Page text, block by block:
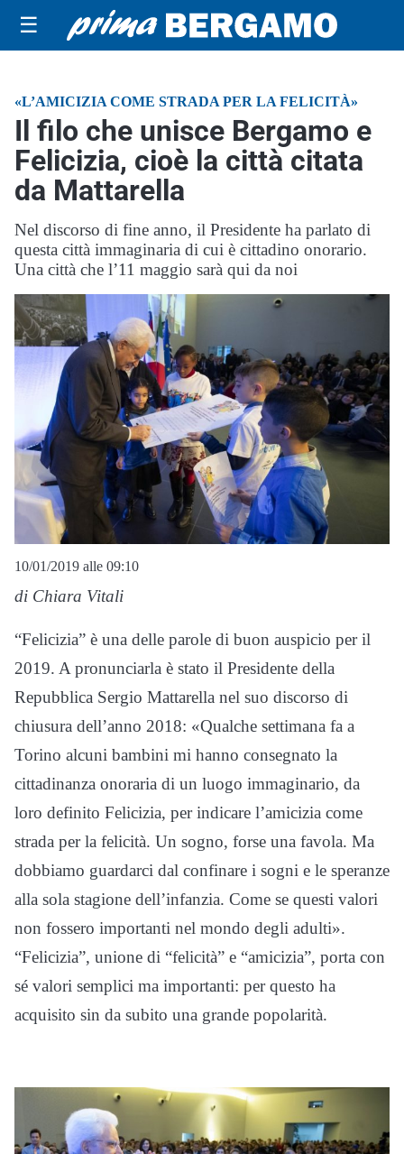
☰
«L’AMICIZIA COME STRADA PER LA FELICITÀ»
Il filo che unisce Bergamo e
Felicizia, cioè la città citata
da Mattarella
Nel discorso di fine anno, il Presidente ha parlato di
questa città immaginaria di cui è cittadino onorario.
Una città che l’11 maggio sarà qui da noi
10/01/2019 alle 09:10
di Chiara Vitali
“Felicizia” è una delle parole di buon auspicio per il
2019. A pronunciarla è stato il Presidente della
Repubblica Sergio Mattarella nel suo discorso di
chiusura dell’anno 2018: «Qualche settimana fa a
Torino alcuni bambini mi hanno consegnato la
cittadinanza onoraria di un luogo immaginario, da
loro definito Felicizia, per indicare l’amicizia come
strada per la felicità. Un sogno, forse una favola. Ma
dobbiamo guardarci dal confinare i sogni e le speranze
alla sola stagione dell’infanzia. Come se questi valori
non fossero importanti nel mondo degli adulti».
“Felicizia”, unione di “felicità” e “amicizia”, porta con
sé valori semplici ma importanti: per questo ha
acquisito sin da subito una grande popolarità.